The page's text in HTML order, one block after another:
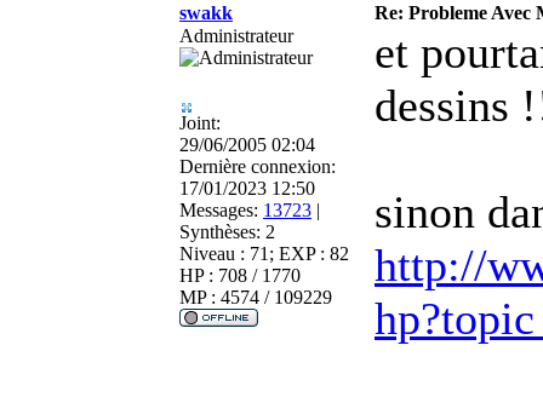
swakk
Re: Probleme Avec
Administrateur
Joint:
29/06/2005 02:04
Dernière connexion:
17/01/2023 12:50
Messages: 13723 |
Synthèses: 2
Niveau : 71; EXP : 82
HP : 708 / 1770
MP : 4574 / 109229
et
dessins
sinon
http://